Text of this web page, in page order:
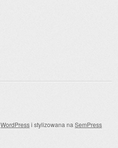
WordPressi stylizowana na SemPress